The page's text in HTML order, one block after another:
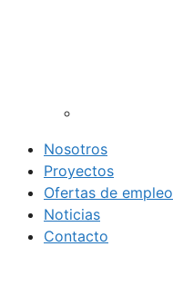
Nosotros
Proyectos
Ofertas de empleo
Noticias
Contacto